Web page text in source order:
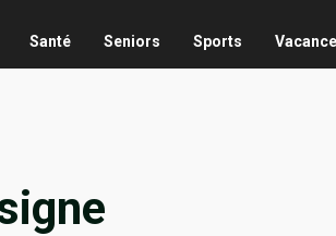
Santé Seniors Sports